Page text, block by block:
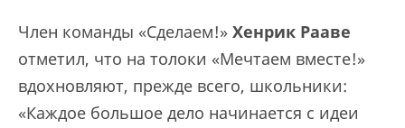
Член команды «Сделаем!» Хенрик Рааве
отметил, что на толоки «Мечтаем вместе!»
вдохновляют, прежде всего, школьники:
«Каждое большое дело начинается с идеи